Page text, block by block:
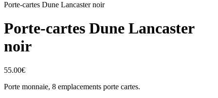
Porte-cartes Dune Lancaster noir
Porte-cartes Dune Lancaster
noir
55.00€
Porte monnaie, 8 emplacements porte cartes.